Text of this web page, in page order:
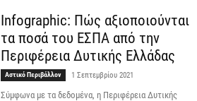
Infographic: Πώς αξιοποιούνται
τα ποσά του ΕΣΠΑ από την
Περιφέρεια Δυτικής Ελλάδας
Αστικό Περιβάλλον 1 Σεπτεμβρίου 2021
Σύμφωνα με τα δεδομένα, η Περιφέρεια Δυτικής